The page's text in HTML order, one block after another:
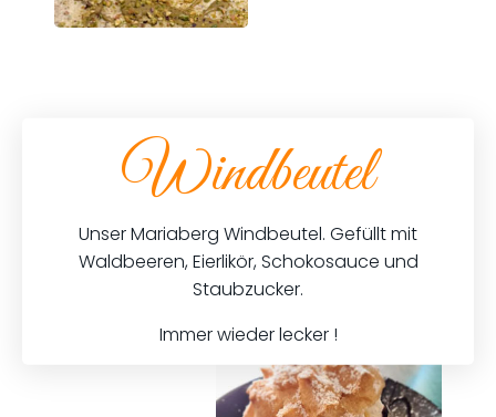
Windbeutel
Unser Mariaberg Windbeutel. Gefüllt mit
Waldbeeren, Eierlikör, Schokosauce und
Staubzucker.
Immer wieder lecker !